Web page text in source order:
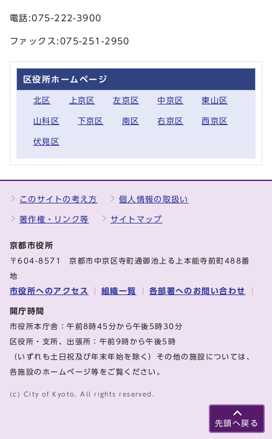
電話:075-222-3900
ファックス:075-251-2950
区役所ホームページ
北区 上京区 左京区 中京区 東山区
山科区 下京区 南区 右京区 西京区
伏見区
先頭へ戻る
このサイトの考え方 個人情報の取扱い
著作権・リンク等 サイトマップ
京都市役所
〒604-8571 京都市中京区寺町通御池上る上本能寺前町488番
地
市役所へのアクセス 組織一覧 各部署へのお問い合わせ
開庁時間
市役所本庁舎：午前8時45分から午後5時30分
区役所・支所、出張所：午前9時から午後5時
（いずれも土日祝及び年末年始を除く）その他の施設については、
各施設のホームページ等をご覧ください。
(c) City of Kyoto. All rights reserved.